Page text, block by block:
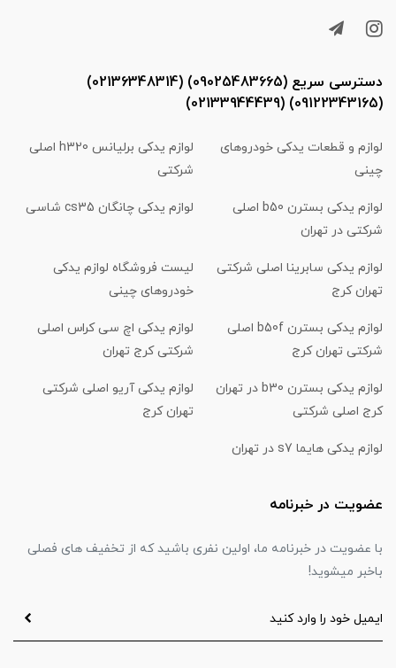
دسترسی سریع (09025483665) (02136348314)
(09122343165) (02133944439)
لوازم و قطعات یدکی خودروهای
چینی
لوازم یدکی برلیانس h320 اصلی
شرکتی
لوازم یدکی بسترن b50 اصلی
شرکتی در تهران
لوازم یدکی چانگان cs35 شاسی
لوازم یدکی سابرینا اصلی شرکتی
تهران کرج
لیست فروشگاه لوازم یدکی
خودروهای چینی
لوازم یدکی بسترن b50f اصلی
شرکتی تهران کرج
لوازم یدکی اچ سی کراس اصلی
شرکتی کرج تهران
لوازم یدکی بسترن b30 در تهران
کرج اصلی شرکتی
لوازم یدکی آریو اصلی شرکتی
تهران کرج
لوازم یدکی هایما s7 در تهران
عضویت در خبرنامه
با عضویت در خبرنامه ما، اولین نفری باشید که از تخفیف های فصلی
باخبر میشوید!